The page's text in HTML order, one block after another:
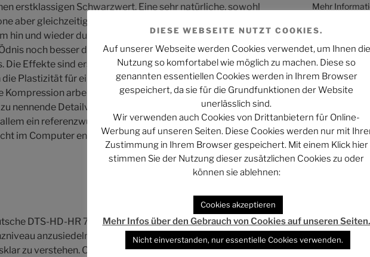
erstklassigen Schwarzwert. Eine sehr natürliche, sowohl
aber gleichzeitig auch eine kräftige Farbpalette, die aber
hin und wieder durch diverse Filter leicht verfremdet wurde,
noch besser darzustellen, sorgt für ein wahres Wow-
Die Effekte sind erstklassig in den Film eingebunden, ebenso
die Plastizität für einen 2D-Film unglaublich gut gelungen und
Kompression arbeitet dabei absolut unauffällig. Die schon
nennende Detailvielfalt ist von herausragender Schärfe.
ein referenzwürdiges Bild auf allerhöchsten Niveau für
im Computer entstandenen Realfilm.
DTS-HD-HR 7.1-Surroundmix ist ebenfalls auf
anzusiedeln. Die Dialoge sind jederzeit hervorragend
zu verstehen. OBLIVION besitzt ein wirklich unglaublich
Mehr
DIESE WEBSEITE NUTZT COOKIES.
Auf unserer Webseite werden Cookies verwendet, um Ihnen die
Nutzung so komfortabel wie möglich zu machen. Diese so
genannten essentiellen Cookies werden in Ihrem Browser
gespeichert, da sie für die Grundfunktionen der Website
unerlässlich sind.
Wir verwenden auch Cookies von Drittanbietern für Online-
Werbung auf unseren Seiten. Diese Cookies werden nur mit
Zustimmung in Ihrem Browser gespeichert. Mit einem Klick hier
stimmen Sie der Nutzung dieser zusätzlichen Cookies zu oder
können sie ablehnen:
Cookies akzeptieren
Mehr Infos über den Gebrauch von Cookies auf unseren Seiten.
Nicht einverstanden, nur essentielle Cookies verwenden.